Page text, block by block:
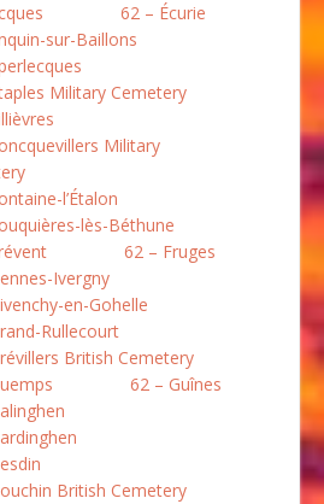
62 – Écurie
sur-Baillons
Military Cemetery
Military
l’Étalon
lès-Béthune
62 – Fruges
Ivergny
en-Gohelle
Rullecourt
British Cemetery
62 – Guînes
British Cemetery